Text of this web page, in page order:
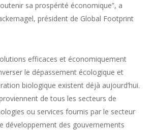
sa prospérité économique”, a
président de Global Footprint
efficaces et économiquement
le dépassement écologique et
biologique existent déjà aujourd’hui.
de tous les secteurs de
ou services fournis par le secteur
développement des gouvernements